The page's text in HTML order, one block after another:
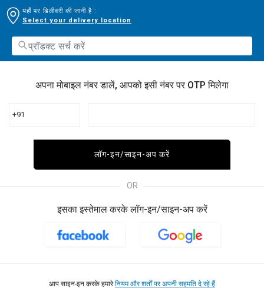
यहाँ पर डिलीवरी की जानी है :
Select your delivery location
अपना मोबाइल नंबर डालें, आपको इसी नंबर पर OTP मिलेगा
+91
लॉग-इन/साइन-अप करें
OR
इसका इस्तेमाल करके लॉग-इन/साइन-अप करें
आप साइन-इन करके हमारेनियम और शर्तों पर अपनी सहमति दे रहे हैं